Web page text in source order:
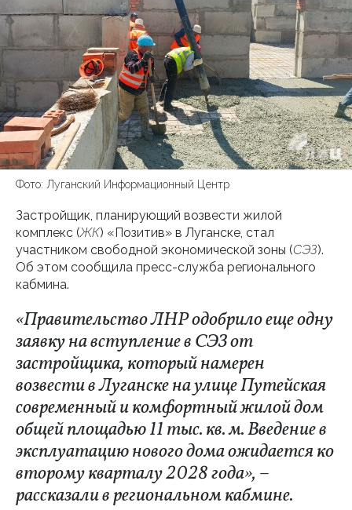
Фото: Луганский Информационный Центр
Застройщик, планирующий возвести жилой
комплекс (ЖК) «Позитив» в Луганске, стал
участником свободной экономической зоны (СЭЗ).
Об этом сообщила пресс-служба регионального
кабмина.
«Правительство ЛНР одобрило еще одну
заявку на вступление в СЭЗ от
застройщика, который намерен
возвести в Луганске на улице Путейская
современный и комфортный жилой дом
общей площадью 11 тыс. кв. м. Введение в
эксплуатацию нового дома ожидается ко
второму кварталу 2028 года», ­–
рассказали в региональном кабмине.